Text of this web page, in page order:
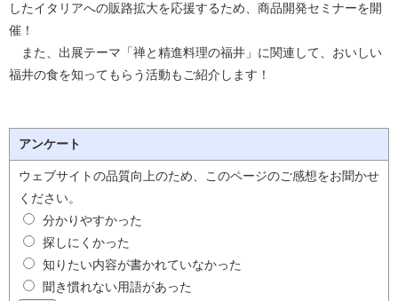
したイタリアへの販路拡大を応援するため、商品開発セミナーを開
催！
また、出展テーマ「禅と精進料理の福井」に関連して、おいしい
福井の食を知ってもらう活動もご紹介します！
アンケート
ウェブサイトの品質向上のため、このページのご感想をお聞かせ
ください。
分かりやすかった
探しにくかった
知りたい内容が書かれていなかった
聞き慣れない用語があった